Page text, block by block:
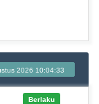
2026 10:04:33
Berlaku